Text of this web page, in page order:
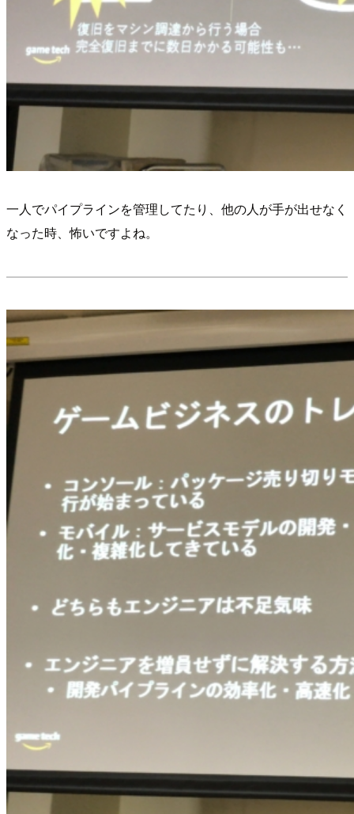
一人でパイプラインを管理してたり、他の人が手が出せなく
なった時、怖いですよね。